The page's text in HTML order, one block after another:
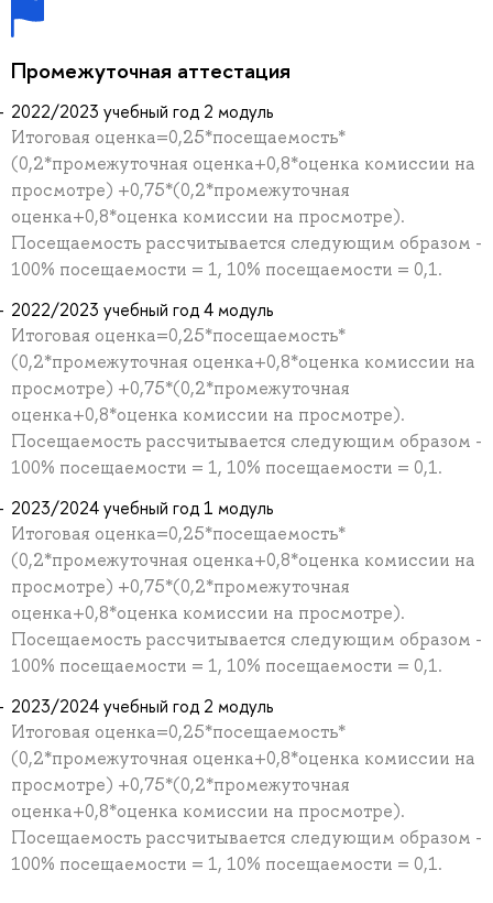
Промежуточная аттестация
2022/2023 учебный год 2 модуль
Итоговая оценка=0,25*посещаемость*
(0,2*промежуточная оценка+0,8*оценка комиссии на
просмотре) +0,75*(0,2*промежуточная
оценка+0,8*оценка комиссии на просмотре).
Посещаемость рассчитывается следующим образом -
100% посещаемости = 1, 10% посещаемости = 0,1.
2022/2023 учебный год 4 модуль
Итоговая оценка=0,25*посещаемость*
(0,2*промежуточная оценка+0,8*оценка комиссии на
просмотре) +0,75*(0,2*промежуточная
оценка+0,8*оценка комиссии на просмотре).
Посещаемость рассчитывается следующим образом -
100% посещаемости = 1, 10% посещаемости = 0,1.
2023/2024 учебный год 1 модуль
Итоговая оценка=0,25*посещаемость*
(0,2*промежуточная оценка+0,8*оценка комиссии на
просмотре) +0,75*(0,2*промежуточная
оценка+0,8*оценка комиссии на просмотре).
Посещаемость рассчитывается следующим образом -
100% посещаемости = 1, 10% посещаемости = 0,1.
2023/2024 учебный год 2 модуль
Итоговая оценка=0,25*посещаемость*
(0,2*промежуточная оценка+0,8*оценка комиссии на
просмотре) +0,75*(0,2*промежуточная
оценка+0,8*оценка комиссии на просмотре).
Посещаемость рассчитывается следующим образом -
100% посещаемости = 1, 10% посещаемости = 0,1.